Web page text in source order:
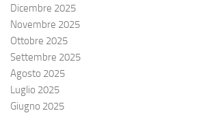
Dicembre 2025
Novembre 2025
Ottobre 2025
Settembre 2025
Agosto 2025
Luglio 2025
Giugno 2025